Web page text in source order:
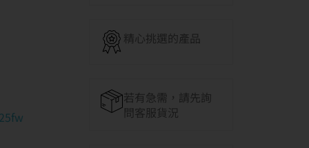
精心挑選的產品
若有急需，請先詢
問客服貨況